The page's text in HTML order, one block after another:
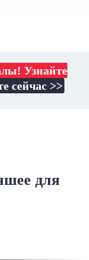
Узнайте
сейчас >>
для